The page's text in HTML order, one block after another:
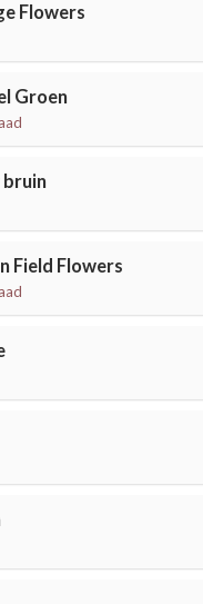
Flowers
Groen
bruin
Field Flowers